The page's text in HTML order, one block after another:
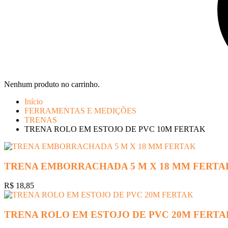
Nenhum produto no carrinho.
Início
FERRAMENTAS E MEDIÇÕES
TRENAS
TRENA ROLO EM ESTOJO DE PVC 10M FERTAK
TRENA EMBORRACHADA 5 M X 18 MM
R$ 18,85
TRENA ROLO EM ESTOJO DE PVC 20M